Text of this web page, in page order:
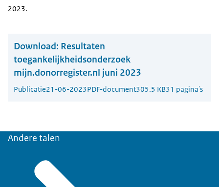
2023.
Download: Resultaten
toegankelijkheidsonderzoek
mijn.donorregister.nl juni 2023
Publicatie21-06-2023PDF-document305.5 KB31 pagina's
Andere talen